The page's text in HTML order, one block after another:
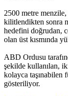
2500 metre
kilitlendikten sonra
hedefini doğrudan,
olan üst kısmında
ABD Ordusu
şekilde kullanılan,
kolayca taşınabilen
gösteriliyor.